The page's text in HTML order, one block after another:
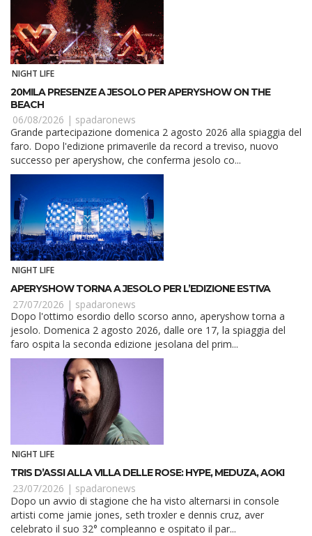
NIGHT LIFE
20MILA PRESENZE A JESOLO PER APERYSHOW ON THE
BEACH
06/08/2026 | spadaronews
Grande partecipazione domenica 2 agosto 2026 alla spiaggia del
faro. Dopo l'edizione primaverile da record a treviso, nuovo
successo per aperyshow, che conferma jesolo co...
NIGHT LIFE
APERYSHOW TORNA A JESOLO PER L’EDIZIONE ESTIVA
27/07/2026 | spadaronews
Dopo l'ottimo esordio dello scorso anno, aperyshow torna a
jesolo. Domenica 2 agosto 2026, dalle ore 17, la spiaggia del
faro ospita la seconda edizione jesolana del prim...
NIGHT LIFE
TRIS D’ASSI ALLA VILLA DELLE ROSE: HYPE, MEDUZA, AOKI
23/07/2026 | spadaronews
Dopo un avvio di stagione che ha visto alternarsi in console
artisti come jamie jones, seth troxler e dennis cruz, aver
celebrato il suo 32° compleanno e ospitato il par...